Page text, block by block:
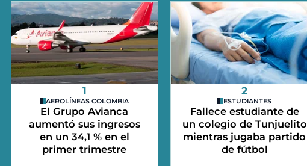
1
AEROLÍNEAS COLOMBIA
El Grupo Avianca
aumentó sus ingresos
en un 34,1 % en el
primer trimestre
2
ESTUDIANTES
Fallece estudiante de
un colegio de Tunjuelito
mientras jugaba partido
de fútbol